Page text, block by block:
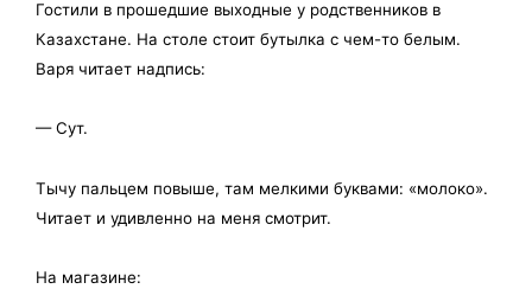
Гостили в прошедшие выходные у родственников в
Казахстане. На столе стоит бутылка с чем-то белым.
Варя читает надпись:
— Сут.
Тычу пальцем повыше, там мелкими буквами: «молоко».
Читает и удивленно на меня смотрит.
На магазине: